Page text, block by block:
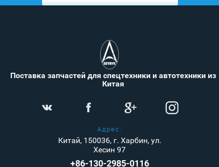
Поставка запчастей для спецтехники и автотехники из
Китая
Адрес:
Китай, 150036, г. Харбин, ул.
Хесин 97
+86-130-2985-0116